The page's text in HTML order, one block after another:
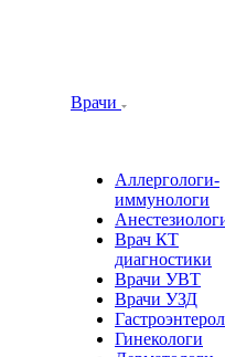
Врачи
Аллергологи-
иммунологи
Врач КТ
диагностики
Врачи УВТ
Врачи УЗД
Гинекологи